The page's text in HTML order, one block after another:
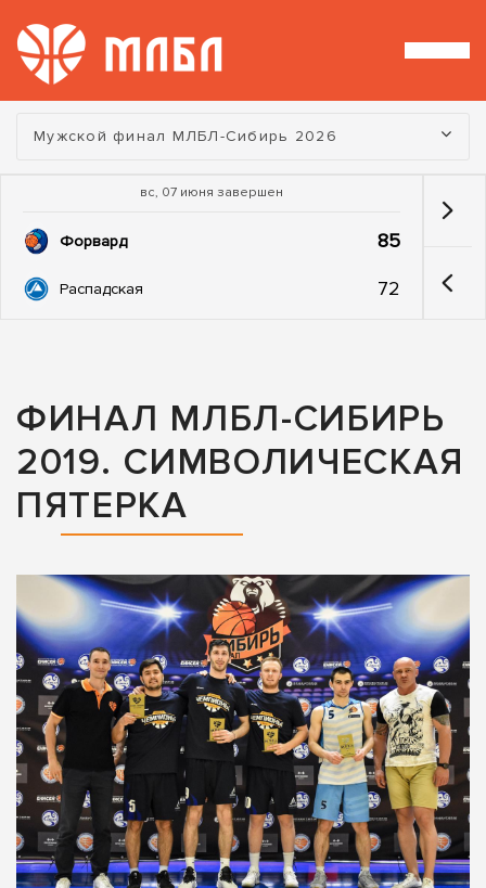
Турнир:
Мужской финал МЛБЛ-Сибирь 2026
вс, 07 июня завершен
Форвард 85
Распадская 72
ФИНАЛ МЛБЛ-СИБИРЬ
2019. СИМВОЛИЧЕСКАЯ
ПЯТЕРКА